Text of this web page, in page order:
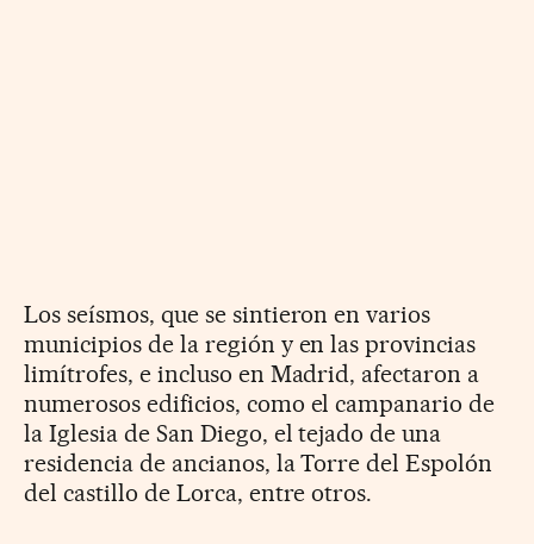
Los seísmos, que se sintieron en varios
municipios de la región y en las provincias
limítrofes, e incluso en Madrid, afectaron a
numerosos edificios, como el campanario de
la Iglesia de San Diego, el tejado de una
residencia de ancianos, la Torre del Espolón
del castillo de Lorca, entre otros.